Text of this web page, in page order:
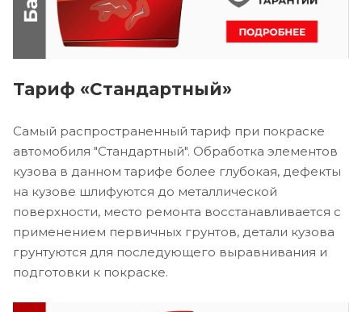
Тариф «Стандартный»
Самый распространенный тариф при покраске
автомобиля "Стандартный". Обработка элементов
кузова в данном тарифе более глубокая, дефекты
на кузове шлифуются до металлической
поверхности, место ремонта восстанавливается с
применением первичных грунтов, детали кузова
грунтуются для последующего выравнивания и
подготовки к покраске.